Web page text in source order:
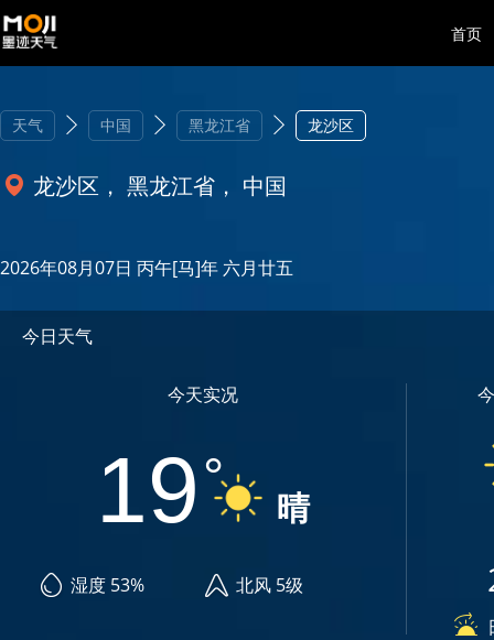
首页
天气 中国 黑龙江省 龙沙区
龙沙区， 黑龙江省， 中国
2026年08月07日 丙午[马]年 六月廿五
今日天气
今天实况
19 晴
湿度 53% 北风 5级